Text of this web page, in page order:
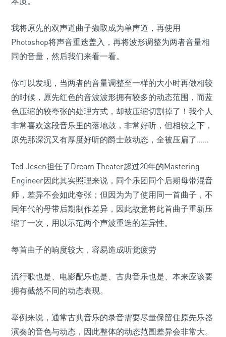
我将原先的双声道曲子撷取成为单声道，再使用
Photoshop将声音重迭盖入，再将波形调整为两者音量相
同的音量，然后我们来看一看。
你可以发现，当两者的音量调整至一样的大小时再做相较
的时候，原先红色的音波波形拥有较多的动态范围，而蓝
色压缩的较夸张的处理方式，却被压缩切割掉了！我个人
非常喜欢这段音乐里的落地鼓，非常好听，但相较之下，
原先那深沉又有厚度好听的爵士鼓动态，全被压扁了……
Ted Jesen担任了Dream Theater超过20年的Mastering
Engineer因此其实照理来说，同个乐团同个后期母带混音
师，差异不会如此夸张；但因为为了使用同一首曲子，不
同年代的母带后期制作差异，因此故意将此首曲子重新压
缩了一次，用以示范两个声波重迭的差异性。
每首曲子的响度较大，容易造成听觉疲劳
流行歌也是、电影配乐也是、古典音乐也是、本来应该要
拥有截然不同的动态表现。
举例来说，通常古典音乐的录音需要尽量保留住原先乐器
演奏的音色与动态，因此整体的动态范围差异会非常大。